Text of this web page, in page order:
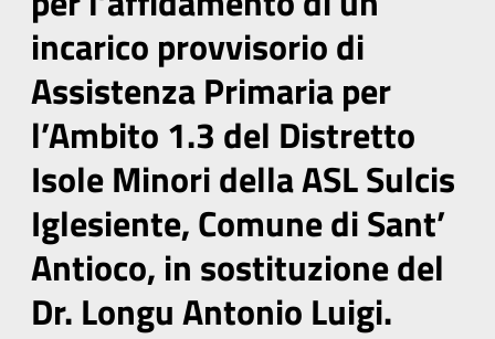
incarico provvisorio di
Assistenza Primaria per
l’Ambito 1.3 del Distretto
Isole Minori della ASL Sulcis
Iglesiente, Comune di Sant’
Antioco, in sostituzione del
Dr. Longu Antonio Luigi.